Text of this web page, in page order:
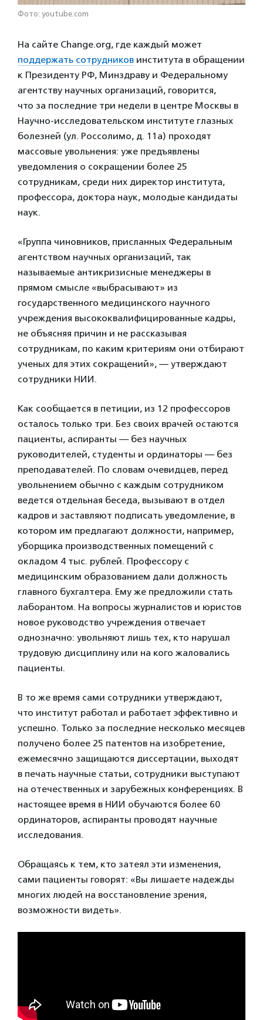
Фото: youtube.com
На сайте Change.org, где каждый может
поддержать сотрудников института в обращении
к Президенту РФ, Минздраву и Федеральному
агентству научных организаций, говорится,
что за последние три недели в центре Москвы в
Научно-исследовательском институте глазных
болезней (ул. Россолимо, д. 11а) проходят
массовые увольнения: уже предъявлены
уведомления о сокращении более 25
сотрудникам, среди них директор института,
профессора, доктора наук, молодые кандидаты
наук.
«Группа чиновников, присланных Федеральным
агентством научных организаций, так
называемые антикризисные менеджеры в
прямом смысле «выбрасывают» из
государственного медицинского научного
учреждения высококвалифицированные кадры,
не объясняя причин и не рассказывая
сотрудникам, по каким критериям они отбирают
ученых для этих сокращений», — утверждают
сотрудники НИИ.
Как сообщается в петиции, из 12 профессоров
осталось только три. Без своих врачей остаются
пациенты, аспиранты — без научных
руководителей, студенты и ординаторы — без
преподавателей. По словам очевидцев, перед
увольнением обычно с каждым сотрудником
ведется отдельная беседа, вызывают в отдел
кадров и заставляют подписать уведомление, в
котором им предлагают должности, например,
уборщика производственных помещений с
окладом 4 тыс. рублей. Профессору с
медицинским образованием дали должность
главного бухгалтера. Ему же предложили стать
лаборантом. На вопросы журналистов и юристов
новое руководство учреждения отвечает
однозначно: увольняют лишь тех, кто нарушал
трудовую дисциплину или на кого жаловались
пациенты.
В то же время сами сотрудники утверждают,
что институт работал и работает эффективно и
успешно. Только за последние несколько месяцев
получено более 25 патентов на изобретение,
ежемесячно защищаются диссертации, выходят
в печать научные статьи, сотрудники выступают
на отечественных и зарубежных конференциях. В
настоящее время в НИИ обучаются более 60
ординаторов, аспиранты проводят научные
исследования.
Обращаясь к тем, кто затеял эти изменения,
сами пациенты говорят: «Вы лишаете надежды
многих людей на восстановление зрения,
возможности видеть».